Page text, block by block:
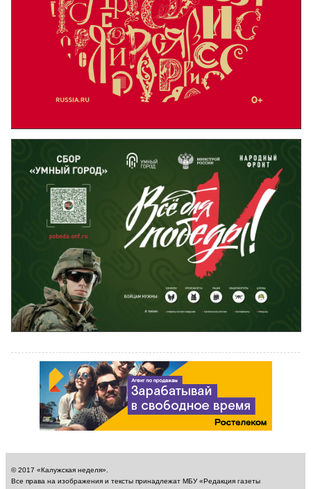
© 2017 «Калужская неделя».
Все права на изображения и тексты принадлежат МБУ «Редакция газеты